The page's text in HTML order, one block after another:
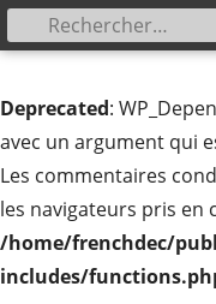
Deprecated:
avec un argument qui
Les commentaires
les navigateurs pris en
/home/frenchdec/
includes/
Menu